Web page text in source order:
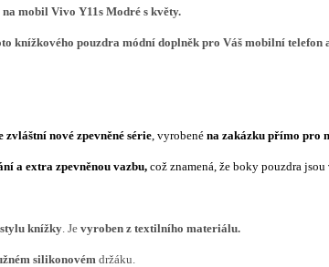
mobil Vivo Y11s Modré s květy.
knížkového pouzdra módní doplněk pro Váš mobilní telefon
zvláštní nové zpevněné série, vyrobené na zakázku přímo pro
a extra zpevněnou vazbu,což znamená, že boky pouzdra jsou
knížky. Je vyroben z textilního materiálu.
silikonovém držáku.